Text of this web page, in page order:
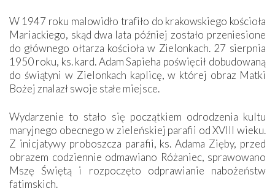
W 1947 roku malowidło trafiło do krakowskiego kościoła
Mariackiego, skąd dwa lata później zostało przeniesione
do głównego ołtarza kościoła w Zielonkach. 27 sierpnia
1950 roku, ks. kard. Adam Sapieha poświęcił dobudowaną
do świątyni w Zielonkach kaplicę, w której obraz Matki
Bożej znalazł swoje stałe miejsce.
Wydarzenie to stało się początkiem odrodzenia kultu
maryjnego obecnego w zieleńskiej parafii od XVIII wieku.
Z inicjatywy proboszcza parafii, ks. Adama Zięby, przed
obrazem codziennie odmawiano Różaniec, sprawowano
Mszę Świętą i rozpoczęto odprawianie nabożeństw
fatimskich.